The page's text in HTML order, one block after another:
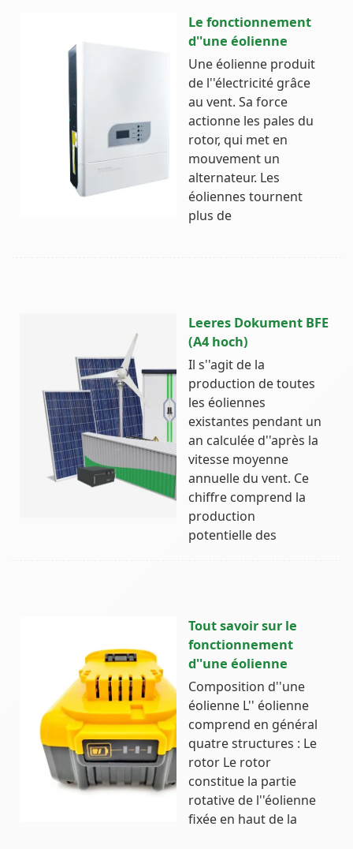
Le fonctionnement
d''une éolienne
Une éolienne produit
de l''électricité grâce
au vent. Sa force
actionne les pales du
rotor, qui met en
mouvement un
alternateur. Les
éoliennes tournent
plus de
Leeres Dokument BFE
(A4 hoch)
Il s''agit de la
production de toutes
les éoliennes
existantes pendant un
an calculée d''après la
vitesse moyenne
annuelle du vent. Ce
chiffre comprend la
production
potentielle des
Tout savoir sur le
fonctionnement
d''une éolienne
Composition d''une
éolienne L'' éolienne
comprend en général
quatre structures : Le
rotor Le rotor
constitue la partie
rotative de l''éolienne
fixée en haut de la